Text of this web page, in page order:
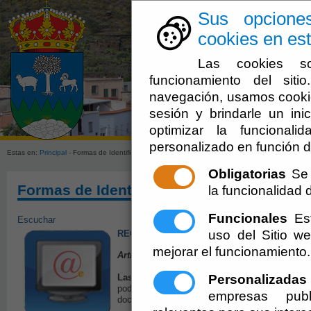
Sus
cookies en
Las cookies
funcionamiento del
navegación, usamos
sesión y brindarle un
optimizar la
personalizado en función
Obligatorias
la funcionalidad
Funcionales
uso del Sitio
mejorar el funcionamiento.
Personalizadas
empresas
Estas en: Principal - Formas de Identificación y Autenticación de los Interesados
Formas de Identificación y
Escuchar
REGLAMENTO REGULADOR DE LA
Artículo 16. Formas de identificación y
Las personas físicas
que se relacionen con
podrán utilizar los siguientes sistemas para su
documentos electrónicos que produzcan: